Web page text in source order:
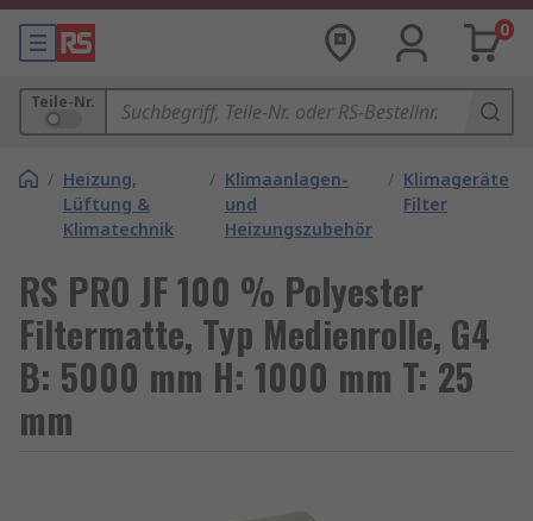
0
Teile-Nr.
/ Heizung,
Lüftung &
Klimatechnik
/ Klimaanlagen-
und
Heizungszubehör
/ Klimageräte
Filter
RS PRO JF 100 % Polyester
Filtermatte, Typ Medienrolle, G4
B: 5000 mm H: 1000 mm T: 25
mm